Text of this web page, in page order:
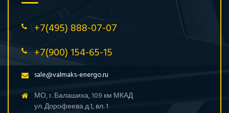
+7(495) 888-07-07
+7(900) 154-65-15
sale@valmaks-energo.ru
МО, г. Балашиха, 109 км МКАД
ул. Дорофеева д.1, вл. 1